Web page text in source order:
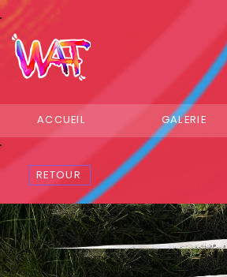
ACCUEIL GALERIE
RETOUR